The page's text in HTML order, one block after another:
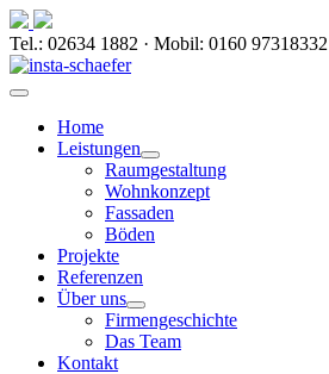
Tel.: 02634 1882 · Mobil: 0160 97318332
Home
Leistungen
Raumgestaltung
Wohnkonzept
Fassaden
Böden
Projekte
Referenzen
Über uns
Firmengeschichte
Das Team
Kontakt